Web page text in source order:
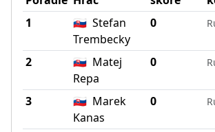
1
🇸🇰 Stefan
Trembecky
0
2 🇸🇰 Matej
Repa
0
3 🇸🇰 Marek
Kanas
0